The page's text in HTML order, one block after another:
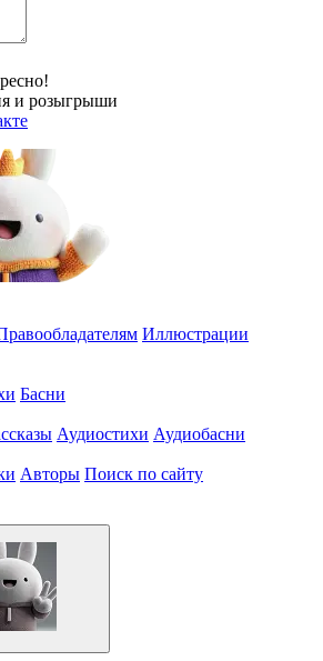
и розыгрыши
Иллюстрации
Басни
Аудиостихи Аудиобасни
Авторы Поиск по сайту